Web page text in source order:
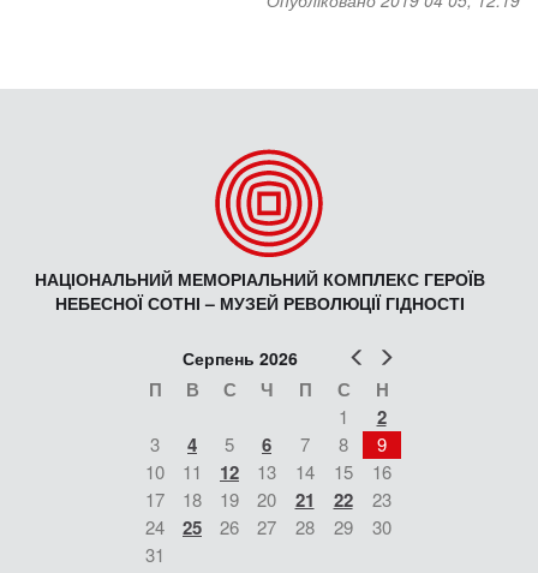
НАЦІОНАЛЬНИЙ МЕМОРІАЛЬНИЙ КОМПЛЕКС ГЕРОЇВ
НЕБЕСНОЇ СОТНІ – МУЗЕЙ РЕВОЛЮЦІЇ ГІДНОСТІ
Попер
Серпень 2026
П В С Ч П С Н
1 2
3 4 5 6 7 8
9
10
11 12 13 14 15
16
17
18 19 20 21 22
23
24
25 26 27 28 29
30
31